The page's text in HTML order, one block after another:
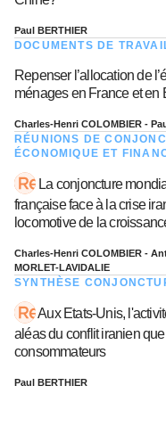
Paul BERTHIER
DOCUMENTS DE
Repenser l’allocation de
ménages en France et en
Charles-Henri COLOMBIER -
RÉUNIONS DE
ÉCONOMIQUE ET
La conjoncture
française face à la crise
locomotive de la
Charles-Henri COLOMBIER -
MORLET-LAVIDALIE
SYNTHÈSE
Aux Etats-Unis,
aléas du conflit iranien
consommateurs
Paul BERTHIER